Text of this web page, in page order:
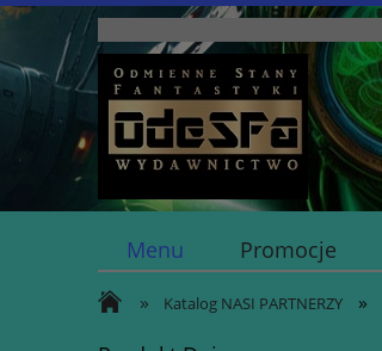
Menu Promocje
» Katalog NASI PARTNERZY »